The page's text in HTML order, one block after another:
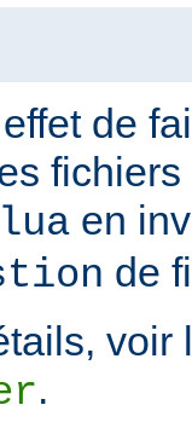
de
en
de
voir
.